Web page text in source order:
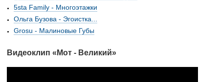
5sta Family - Многоэтажки
Ольга Бузова - Эгоистка...
Grosu - Малиновые Губы
Видеоклип «Мот - Великий»